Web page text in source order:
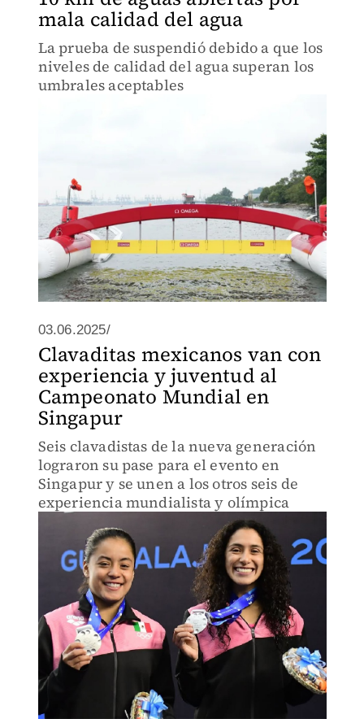
mala calidad del agua
La prueba de suspendió debido a que los
niveles de calidad del agua superan los
umbrales aceptables
03.06.2025/
Clavaditas mexicanos van con
experiencia y juventud al
Campeonato Mundial en
Singapur
Seis clavadistas de la nueva generación
lograron su pase para el evento en
Singapur y se unen a los otros seis de
experiencia mundialista y olímpica